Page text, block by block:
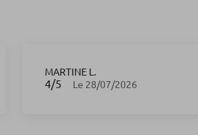
4/5 Note de 4 sur 5
Le 28/07/2026
MARTINE L.